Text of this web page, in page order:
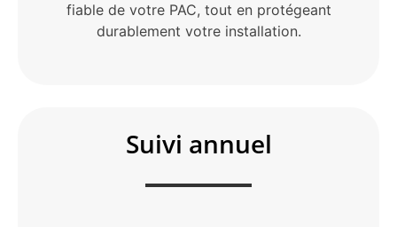
fiable de votre PAC, tout en protégeant
durablement votre installation.
Suivi annuel